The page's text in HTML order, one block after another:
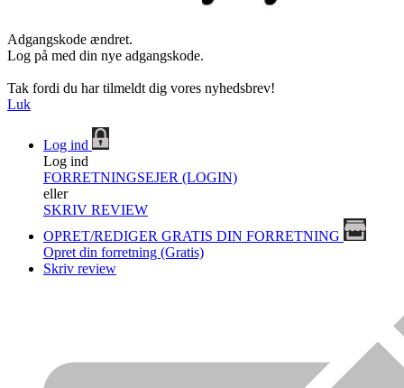
Adgangskode ændret.
Log på med din nye adgangskode.
Tak fordi du har tilmeldt dig vores nyhedsbrev!
Luk
Log ind
Log ind
FORRETNINGSEJER (LOGIN)
eller
SKRIV REVIEW
OPRET/REDIGER GRATIS DIN FORRETNING
Opret din forretning (Gratis)
Skriv review